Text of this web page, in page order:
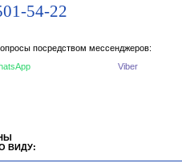
54-22
посредством мессенджеров:
Viber
ВИДУ: